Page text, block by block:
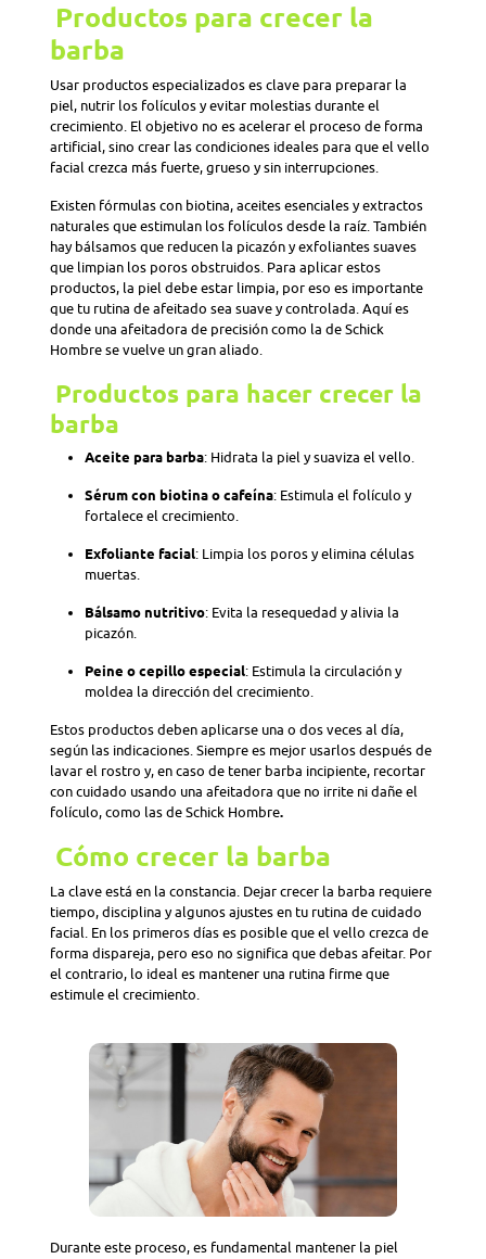
Productos para crecer la
barba
Usar productos especializados es clave para preparar la
piel, nutrir los folículos y evitar molestias durante el
crecimiento. El objetivo no es acelerar el proceso de forma
artificial, sino crear las condiciones ideales para que el vello
facial crezca más fuerte, grueso y sin interrupciones.
Existen fórmulas con biotina, aceites esenciales y extractos
naturales que estimulan los folículos desde la raíz. También
hay bálsamos que reducen la picazón y exfoliantes suaves
que limpian los poros obstruidos. Para aplicar estos
productos, la piel debe estar limpia, por eso es importante
que tu rutina de afeitado sea suave y controlada. Aquí es
donde una afeitadora de precisión como la de Schick
Hombre se vuelve un gran aliado.
Productos para hacer crecer la
barba
Aceite para barba: Hidrata la piel y suaviza el vello.
Sérum con biotina o cafeína: Estimula el folículo y
fortalece el crecimiento.
Exfoliante facial: Limpia los poros y elimina células
muertas.
Bálsamo nutritivo: Evita la resequedad y alivia la
picazón.
Peine o cepillo especial: Estimula la circulación y
moldea la dirección del crecimiento.
Estos productos deben aplicarse una o dos veces al día,
según las indicaciones. Siempre es mejor usarlos después de
lavar el rostro y, en caso de tener barba incipiente, recortar
con cuidado usando una afeitadora que no irrite ni dañe el
folículo, como las de Schick Hombre.
Cómo crecer la barba
La clave está en la constancia. Dejar crecer la barba requiere
tiempo, disciplina y algunos ajustes en tu rutina de cuidado
facial. En los primeros días es posible que el vello crezca de
forma dispareja, pero eso no significa que debas afeitar. Por
el contrario, lo ideal es mantener una rutina firme que
estimule el crecimiento.
Durante este proceso, es fundamental mantener la piel